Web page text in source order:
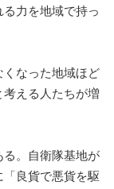
力を地域で持っ
なった地域ほど
える人たちが増
。自衛隊基地が
「良貨で悪貨を駆